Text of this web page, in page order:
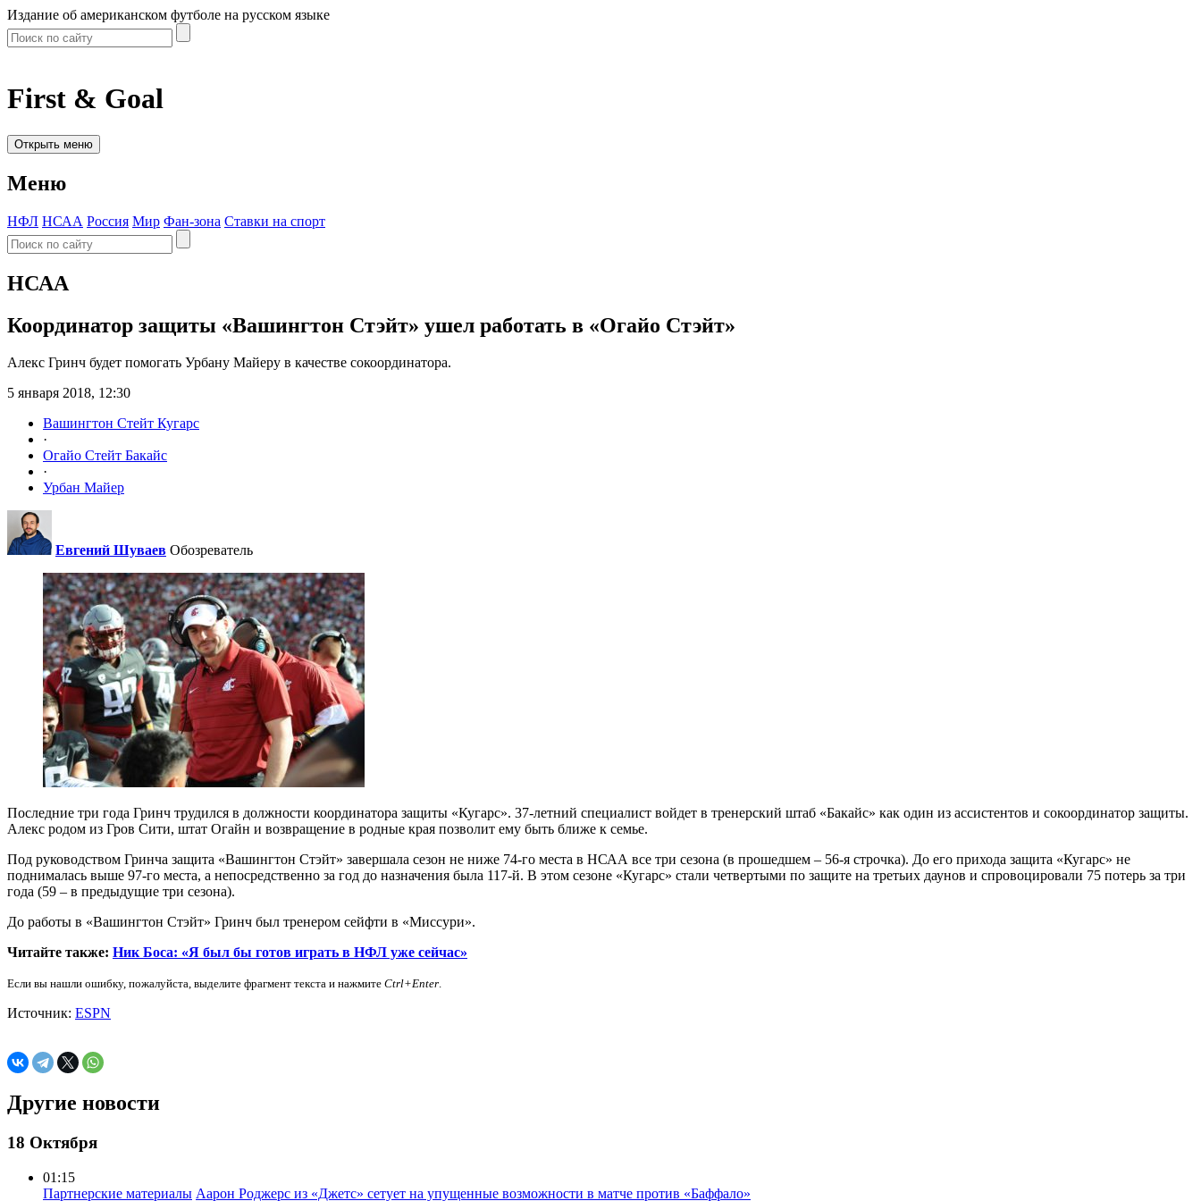
Издание об американском футболе на русском языке
First & Goal
Открыть меню
Меню
НФЛ НСАА Россия Мир Фан-зона Ставки на спорт
НСАА
Координатор защиты «Вашингтон Стэйт» ушел работать в «Огайо Стэйт»
Алекс Гринч будет помогать Урбану Майеру в качестве сокоординатора.
5 января 2018, 12:30
Вашингтон Стейт Кугарс
·
Огайо Стейт Бакайс
·
Урбан Майер
Евгений Шуваев Обозреватель
Последние три года Гринч трудился в должности координатора защиты «Кугарс». 37-летний специалист войдет в тренерский штаб «Бакайс» как один из ассистентов и сокоординатор защиты.
Алекс родом из Гров Сити, штат Огайн и возвращение в родные края позволит ему быть ближе к семье.
Под руководством Гринча защита «Вашингтон Стэйт» завершала сезон не ниже 74-го места в НСАА все три сезона (в прошедшем – 56-я строчка). До его прихода защита «Кугарс» не
поднималась выше 97-го места, а непосредственно за год до назначения была 117-й. В этом сезоне «Кугарс» стали четвертыми по защите на третьих даунов и спровоцировали 75 потерь за три
года (59 – в предыдущие три сезона).
До работы в «Вашингтон Стэйт» Гринч был тренером сейфти в «Миссури».
Читайте также: Ник Боса: «Я был бы готов играть в НФЛ уже сейчас»
Если вы нашли ошибку, пожалуйста, выделите фрагмент текста и нажмите Ctrl+Enter.
Источник: ESPN
Другие новости
18 Октября
01:15
Партнерские материалы Аарон Роджерс из «Джетс» сетует на упущенные возможности в матче против «Баффало»